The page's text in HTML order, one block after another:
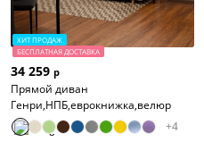
ХИТ ПРОДАЖ
БЕСПЛАТНАЯ ДОСТАВКА
34 259 р
Прямой диван
Генри,НПБ,еврокнижка,велюр
+4